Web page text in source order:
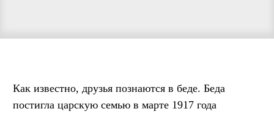
Как известно, друзья познаются в беде. Беда
постигла царскую семью в марте 1917 года